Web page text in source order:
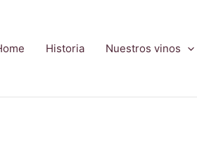
Historia Nuestros vinos